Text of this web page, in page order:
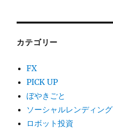
カテゴリー
FX
PICK UP
ぼやきごと
ソーシャルレンディング
ロボット投資